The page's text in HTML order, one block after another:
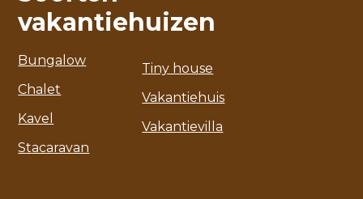
vakantiehuizen
Bungalow
Chalet
Kavel
Stacaravan
Tiny house
Vakantiehuis
Vakantievilla